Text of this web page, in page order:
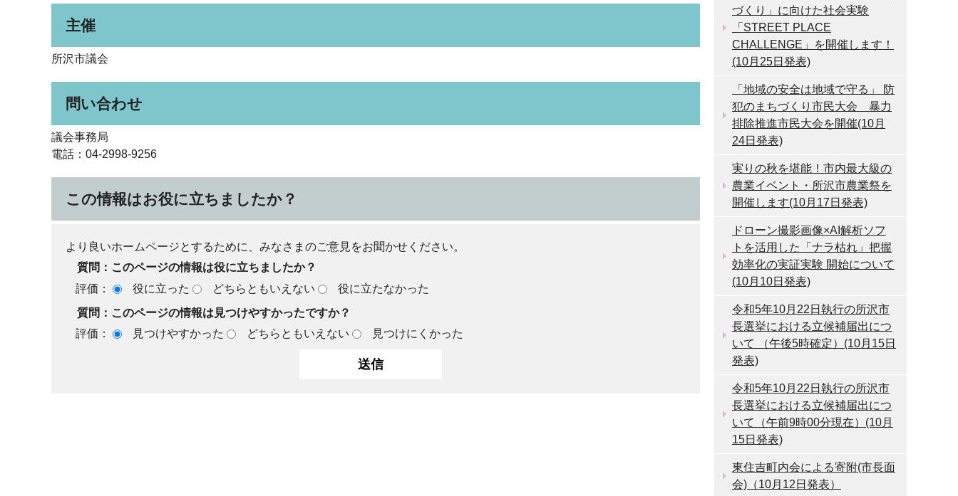
主催
所沢市議会
問い合わせ
議会事務局
電話：04-2998-9256
この情報はお役に立ちましたか？
より良いホームページとするために、みなさまのご意見をお聞かせください。
質問：このページの情報は役に立ちましたか？
評価：
役に立った どちらともいえない
役に立たなかった
質問：このページの情報は見つけやすかったですか？
評価：
見つけやすかった どちらともいえない 見つけにくかった
づくり」に向けた社会実験
「STREET PLACE
CHALLENGE」を開催します！
(10月25日発表)
「地域の安全は地域で守る」 防
犯のまちづくり市民大会 暴力
排除推進市民大会を開催(10月
24日発表)
実りの秋を堪能！市内最大級の
農業イベント・所沢市農業祭を
開催します(10月17日発表)
ドローン撮影画像×AI解析ソフ
トを活用した「ナラ枯れ」把握
効率化の実証実験 開始について
(10月10日発表)
令和5年10月22日執行の所沢市
長選挙における立候補届出につ
いて （午後5時確定）(10月15日
発表)
令和5年10月22日執行の所沢市
長選挙における立候補届出につ
いて（午前9時00分現在）(10月
15日発表)
東住吉町内会による寄附(市長面
会)（10月12日発表）